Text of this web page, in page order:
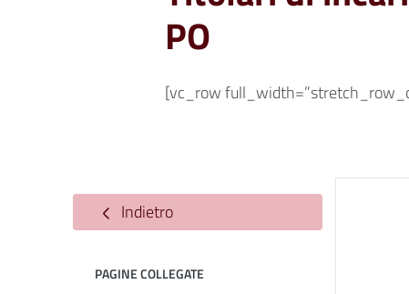
PO
[vc_row
Indietro
PAGINE COLLEGATE